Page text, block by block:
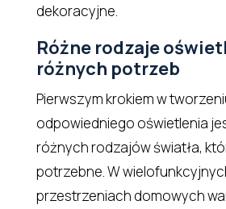
dekoracyjne.
Różne rodzaje
różnych potrzeb
Pierwszym krokiem w
odpowiedniego oświetlenia
różnych rodzajów światła,
potrzebne. W
przestrzeniach domowych